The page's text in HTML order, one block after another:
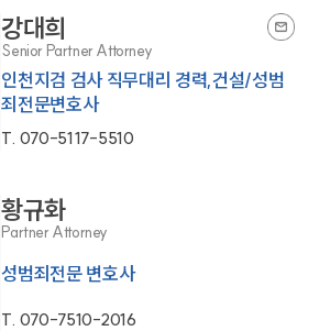
강대희
Senior Partner Attorney
인천지검 검사 직무대리 경력,건설/성범
죄전문변호사
T. 070-5117-5510
황규화
Partner Attorney
성범죄전문 변호사
T. 070-7510-2016